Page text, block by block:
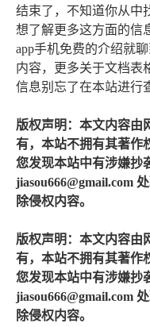
结束了，不知道你从中
想了解更多这方面的信
app手机免费的介绍就
内容，更多关于文档表
信息别忘了在本站进行
版权声明：本文内容由
有，本站不拥有其著作
您发现本站中有涉嫌抄
jiasou666@gmail.com
除侵权内容。
版权声明：本文内容由
有，本站不拥有其著作
您发现本站中有涉嫌抄
jiasou666@gmail.com
除侵权内容。